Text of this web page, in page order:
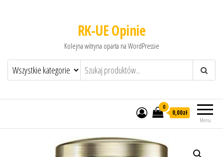
RK-UE Opinie
Kolejna witryna oparta na WordPressie
Menu
0
0,00zł